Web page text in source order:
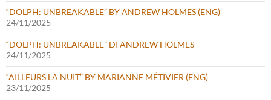
“DOLPH: UNBREAKABLE” BY ANDREW HOLMES (ENG)
24/11/2025
“DOLPH: UNBREAKABLE” DI ANDREW HOLMES
24/11/2025
“AILLEURS LA NUIT” BY MARIANNE MÉTIVIER (ENG)
23/11/2025